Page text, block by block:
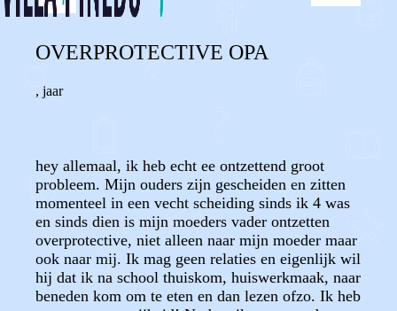
OVERPROTECTIVE OPA
, jaar
hey allemaal, ik heb echt ee ontzettend groot
probleem. Mijn ouders zijn gescheiden en zitten
momenteel in een vecht scheiding sinds ik 4 was
en sinds dien is mijn moeders vader ontzetten
overprotective, niet alleen naar mijn moeder maar
ook naar mij. Ik mag geen relaties en eigenlijk wil
hij dat ik na school thuiskom, huiswerkmaak, naar
beneden kom om te eten en dan lezen ofzo. Ik heb